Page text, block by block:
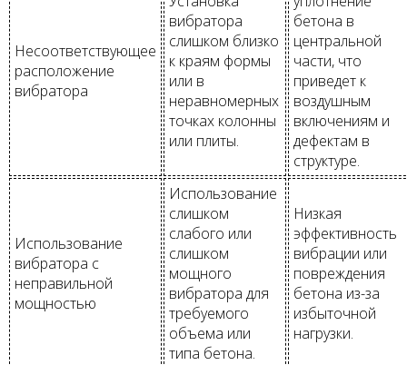
Несоответствующее
расположение
вибратора
вибратора
слишком близко
к краям формы
или в
неравномерных
точках колонны
или плиты.
бетона в
центральной
части, что
приведет к
воздушным
включениям и
дефектам в
структуре.
Использование
вибратора с
неправильной
мощностью
Использование
слишком
слабого или
слишком
мощного
вибратора для
требуемого
объема или
типа бетона.
Низкая
эффективность
вибрации или
повреждения
бетона из-за
избыточной
нагрузки.